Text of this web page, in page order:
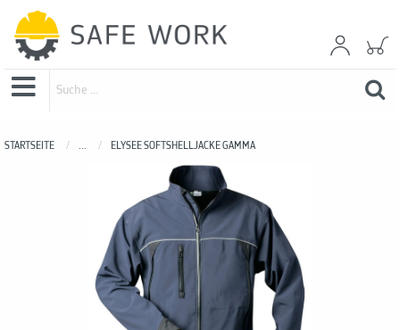
STARTSEITE ... ELYSEE SOFTSHELLJACKE GAMMA